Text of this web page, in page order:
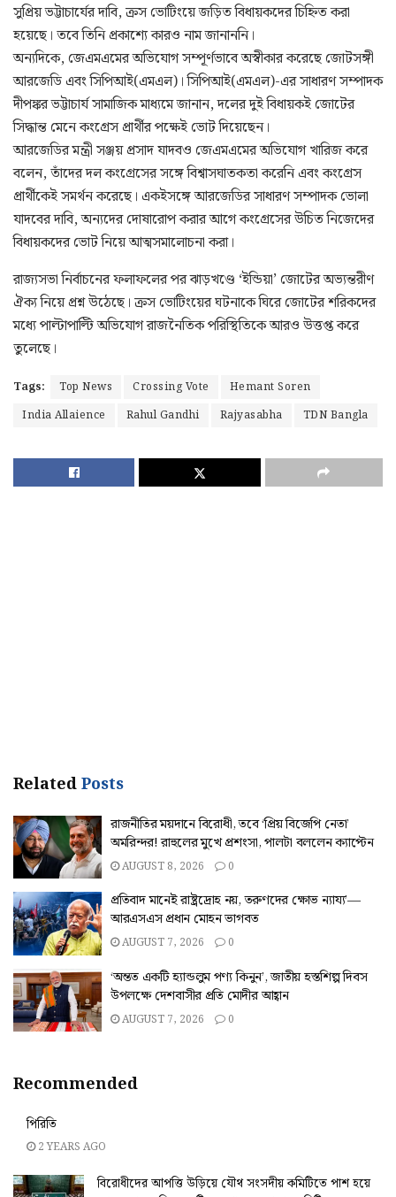
সুপ্রিয় ভট্টাচার্যের দাবি, ক্রস ভোটিংয়ে জড়িত বিধায়কদের চিহ্নিত করা
হয়েছে। তবে তিনি প্রকাশ্যে কারও নাম জানাননি।
অন্যদিকে, জেএমএমের অভিযোগ সম্পূর্ণভাবে অস্বীকার করেছে জোটসঙ্গী
আরজেডি এবং সিপিআই(এমএল)। সিপিআই(এমএল)-এর সাধারণ সম্পাদক
দীপঙ্কর ভট্টাচার্য সামাজিক মাধ্যমে জানান, দলের দুই বিধায়কই জোটের
সিদ্ধান্ত মেনে কংগ্রেস প্রার্থীর পক্ষেই ভোট দিয়েছেন।
আরজেডির মন্ত্রী সঞ্জয় প্রসাদ যাদবও জেএমএমের অভিযোগ খারিজ করে
বলেন, তাঁদের দল কংগ্রেসের সঙ্গে বিশ্বাসঘাতকতা করেনি এবং কংগ্রেস
প্রার্থীকেই সমর্থন করেছে। একইসঙ্গে আরজেডির সাধারণ সম্পাদক ভোলা
যাদবের দাবি, অন্যদের দোষারোপ করার আগে কংগ্রেসের উচিত নিজেদের
বিধায়কদের ভোট নিয়ে আত্মসমালোচনা করা।
রাজ্যসভা নির্বাচনের ফলাফলের পর ঝাড়খণ্ডে ‘ইন্ডিয়া’ জোটের অভ্যন্তরীণ
ঐক্য নিয়ে প্রশ্ন উঠেছে। ক্রস ভোটিংয়ের ঘটনাকে ঘিরে জোটের শরিকদের
মধ্যে পাল্টাপাল্টি অভিযোগ রাজনৈতিক পরিস্থিতিকে আরও উত্তপ্ত করে
তুলেছে।
Tags: Top News Crossing Vote
Hemant Soren
India Allaience
Rahul Gandhi Rajyasabha TDN Bangla
RelatedPosts
রাজনীতির ময়দানে বিরোধী, তবে ‘প্রিয় বিজেপি নেতা’
অমরিন্দর! রাহুলের মুখে প্রশংসা, পালটা বললেন ক্যাপ্টেন
AUGUST 8, 2026 0
প্রতিবাদ মানেই রাষ্ট্রদ্রোহ নয়, তরুণদের ক্ষোভ ন্যায্য’—
আরএসএস প্রধান মোহন ভাগবত
AUGUST 7, 2026 0
‘অন্তত একটি হ্যান্ডলুম পণ্য কিনুন’, জাতীয় হস্তশিল্প দিবস
উপলক্ষে দেশবাসীর প্রতি মোদীর আহ্বান
AUGUST 7, 2026 0
Recommended
পিরিতি
2 YEARS AGO
বিরোধীদের আপত্তি উড়িয়ে যৌথ সংসদীয় কমিটিতে পাশ হয়ে